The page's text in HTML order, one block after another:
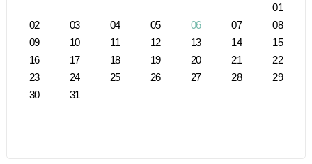
01
02
03 04 05 06 07
08
09
10 11 12 13 14
15
16
17 18 19 20 21
22
23
24 25 26 27 28
29
30
31